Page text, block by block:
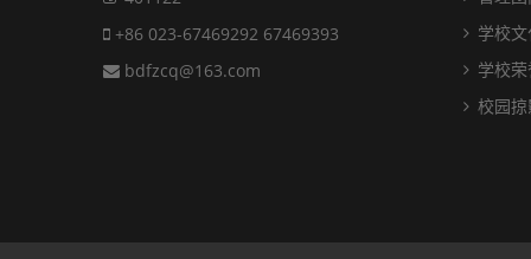
+86 023-67469292 67469393
bdfzcq@163.com
学校
学校
校园